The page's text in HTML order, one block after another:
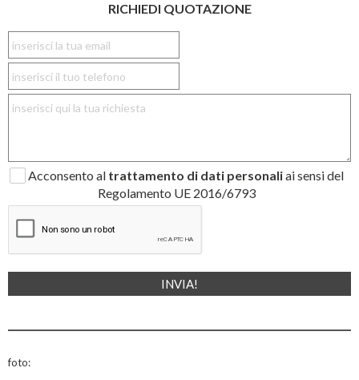
RICHIEDI QUOTAZIONE
Acconsento al trattamento di dati personaliai sensi del
Regolamento UE 2016/6793
foto: